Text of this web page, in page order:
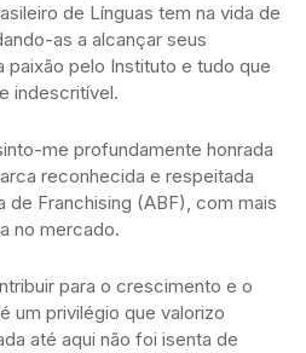
de Línguas tem na vida de
as a alcançar seus
paixão pelo Instituto e tudo que
indescritível.
me profundamente honrada
reconhecida e respeitada
de Franchising (ABF), com mais
no mercado.
para o crescimento e o
um privilégio que valorizo
até aqui não foi isenta de